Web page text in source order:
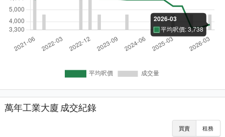
萬年工業大廈 成交紀錄
買賣 租務